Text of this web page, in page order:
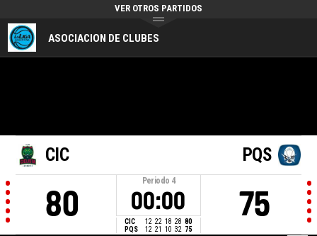
ASOCIACION DE CLUBES
VER OTROS PARTIDOS
CIC
80
Periodo 4
00:00
CIC 12 22 18 28 80
PQS
12 21 10 32 75
PQS
75